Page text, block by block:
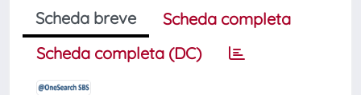
Scheda breve
Scheda completa
Scheda completa (DC)